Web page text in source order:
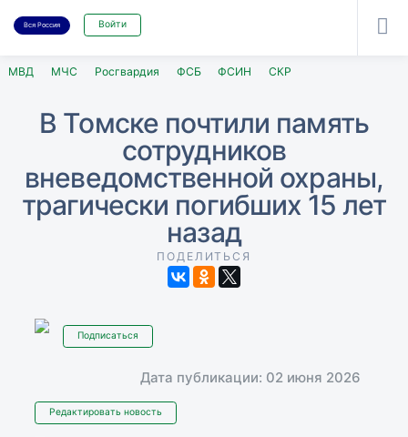
Вся Россия Войти 
МВД МЧС Росгвардия ФСБ ФСИН СКР
В Томске почтили память
сотрудников
вневедомственной охраны,
трагически погибших 15 лет
назад
ПОДЕЛИТЬСЯ
Подписаться
Дата публикации: 02 июня 2026
Редактировать новость